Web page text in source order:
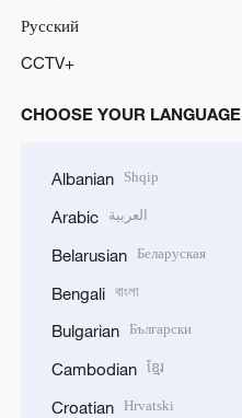
Русский
CCTV+
CHOOSE YOUR LANGUAGE
Albanian Shqip
Arabic العربية
Belarusian Беларуская
Bengali বাংলা
Bulgarian Български
Cambodian ខ្មែរ
Croatian Hrvatski